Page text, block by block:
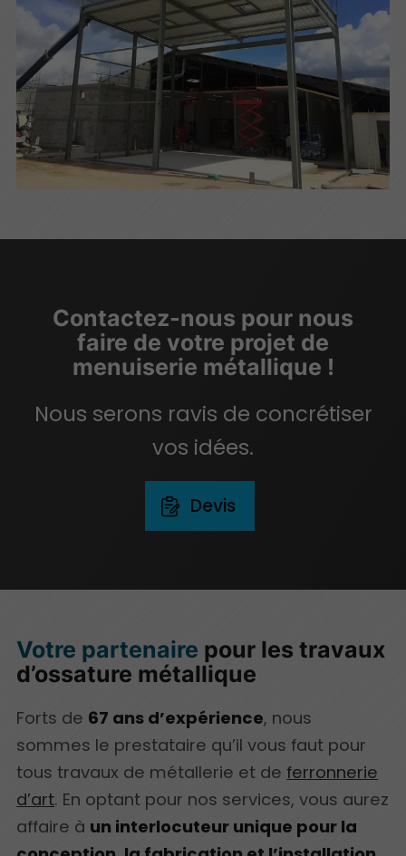
Contactez-nous pour nous
faire de votre projet de
menuiserie métallique !
Nous serons ravis de concrétiser
vos idées.
Devis
Votre partenaire pour les travaux
d’ossature métallique
Forts de 67 ans d’expérience, nous
sommes le prestataire qu’il vous faut pour
tous travaux de métallerie et de ferronnerie
d’art. En optant pour nos services, vous aurez
affaire à un interlocuteur unique pour la